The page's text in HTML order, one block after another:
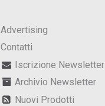
Advertising
Contatti
Iscrizione Newsletter
Archivio Newsletter
Nuovi Prodotti